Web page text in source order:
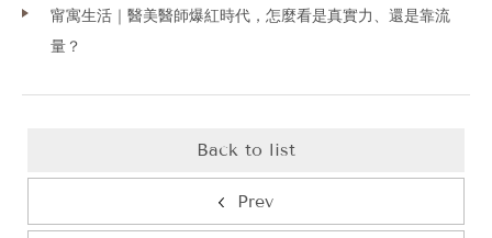
甯寓生活｜醫美醫師爆紅時代，怎麼看是真實力、還是靠流
量？